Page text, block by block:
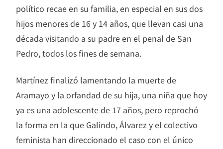
político recae en su familia, en especial en sus dos
hijos menores de 16 y 14 años, que llevan casi una
década visitando a su padre en el penal de San
Pedro, todos los fines de semana.
Martínez finalizó lamentando la muerte de
Aramayo y la orfandad de su hija, una niña que hoy
ya es una adolescente de 17 años, pero reprochó
la forma en la que Galindo, Álvarez y el colectivo
feminista han direccionado el caso con el único